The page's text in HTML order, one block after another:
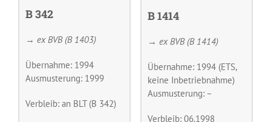
B 342
→ ex BVB (B 1403)
Übernahme: 1994
Ausmusterung: 1999
Verbleib: an BLT (B 342)
B 1414
→ ex BVB (B 1414)
Übernahme: 1994 (ETS,
keine Inbetriebnahme)
Ausmusterung: –
Verbleib: 06.1998